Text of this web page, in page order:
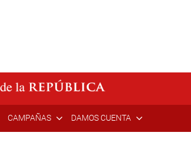
CAMPAÑAS DAMOS CUENTA